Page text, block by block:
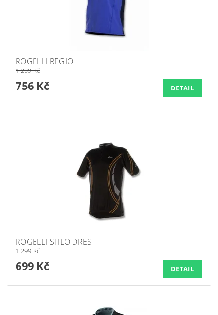
ROGELLI REGIO
1 299 Kč
756 Kč DETAIL
ROGELLI STILO DRES
1 299 Kč
699 Kč DETAIL